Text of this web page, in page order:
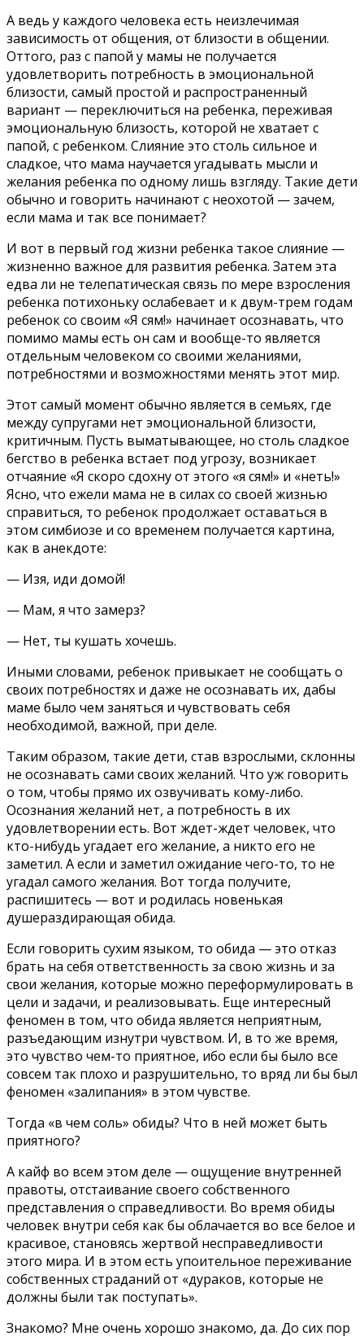
А ведь у каждого человека есть неизлечимая
зависимость от общения, от близости в общении.
Оттого, раз с папой у мамы не получается
удовлетворить потребность в эмоциональной
близости, самый простой и распространенный
вариант — переключиться на ребенка, переживая
эмоциональную близость, которой не хватает с
папой, с ребенком. Слияние это столь сильное и
сладкое, что мама научается угадывать мысли и
желания ребенка по одному лишь взгляду. Такие дети
обычно и говорить начинают с неохотой — зачем,
если мама и так все понимает?
И вот в первый год жизни ребенка такое слияние —
жизненно важное для развития ребенка. Затем эта
едва ли не телепатическая связь по мере взросления
ребенка потихоньку ослабевает и к двум-трем годам
ребенок со своим «Я сям!» начинает осознавать, что
помимо мамы есть он сам и вообще-то является
отдельным человеком со своими желаниями,
потребностями и возможностями менять этот мир.
Этот самый момент обычно является в семьях, где
между супругами нет эмоциональной близости,
критичным. Пусть выматывающее, но столь сладкое
бегство в ребенка встает под угрозу, возникает
отчаяние «Я скоро сдохну от этого «я сям!» и «неть!»
Ясно, что ежели мама не в силах со своей жизнью
справиться, то ребенок продолжает оставаться в
этом симбиозе и со временем получается картина,
как в анекдоте:
— Изя, иди домой!
— Мам, я что замерз?
— Нет, ты кушать хочешь.
Иными словами, ребенок привыкает не сообщать о
своих потребностях и даже не осознавать их, дабы
маме было чем заняться и чувствовать себя
необходимой, важной, при деле.
Таким образом, такие дети, став взрослыми, склонны
не осознавать сами своих желаний. Что уж говорить
о том, чтобы прямо их озвучивать кому-либо.
Осознания желаний нет, а потребность в их
удовлетворении есть. Вот ждет-ждет человек, что
кто-нибудь угадает его желание, а никто его не
заметил. А если и заметил ожидание чего-то, то не
угадал самого желания. Вот тогда получите,
распишитесь — вот и родилась новенькая
душераздирающая обида.
Если говорить сухим языком, то обида — это отказ
брать на себя ответственность за свою жизнь и за
свои желания, которые можно переформулировать в
цели и задачи, и реализовывать. Еще интересный
феномен в том, что обида является неприятным,
разъедающим изнутри чувством. И, в то же время,
это чувство чем-то приятное, ибо если бы было все
совсем так плохо и разрушительно, то вряд ли бы был
феномен «залипания» в этом чувстве.
Тогда «в чем соль» обиды? Что в ней может быть
приятного?
А кайф во всем этом деле — ощущение внутренней
правоты, отстаивание своего собственного
представления о справедливости. Во время обиды
человек внутри себя как бы облачается во все белое и
красивое, становясь жертвой несправедливости
этого мира. И в этом есть упоительное переживание
собственных страданий от «дураков, которые не
должны были так поступать».
Знакомо? Мне очень хорошо знакомо, да. До сих пор